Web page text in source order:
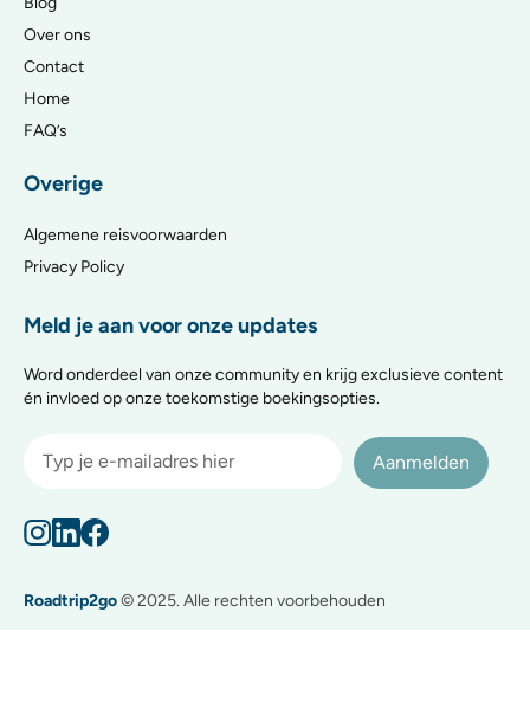
Over ons
Contact
Home
FAQ’s
Overige
Algemene reisvoorwaarden
Privacy Policy
Meld je aan voor onze updates
Word onderdeel van onze community en krijg exclusieve content
én invloed op onze toekomstige boekingsopties.
Aanmelden
Roadtrip2go© 2025. Alle rechten voorbehouden